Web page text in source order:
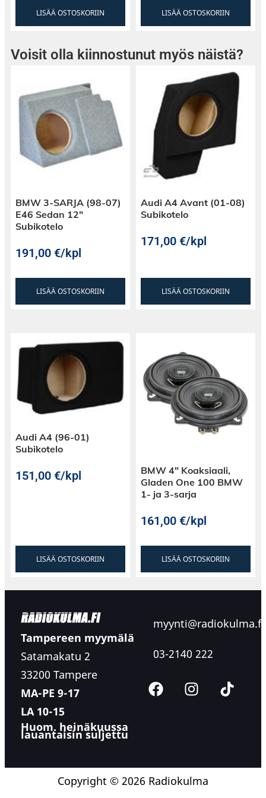
LISÄÄ OSTOSKORIIN LISÄÄ OSTOSKORIIN
Voisit olla kiinnostunut myös näistä?
BMW 3-SARJA (98-07)
E46 Sedan 12″
Subikotelo
191,00€/kpl
LISÄÄ OSTOSKORIIN
Audi A4 Avant (01-08)
Subikotelo
171,00€/kpl
LISÄÄ OSTOSKORIIN
Audi A4 (96-01)
Subikotelo
151,00€/kpl
LISÄÄ OSTOSKORIIN
BMW 4″ Koaksiaali,
Gladen One 100 BMW
1- ja 3-sarja
161,00€/kpl
LISÄÄ OSTOSKORIIN
Tampereen myymälä
Satamakatu 2
33200 Tampere
MA-PE 9-17
LA 10-15
Huom. heinäkuussa
lauantaisin suljettu
myynti@radiokulma.fi
03-2140 222
Copyright © 2026 Radiokulma